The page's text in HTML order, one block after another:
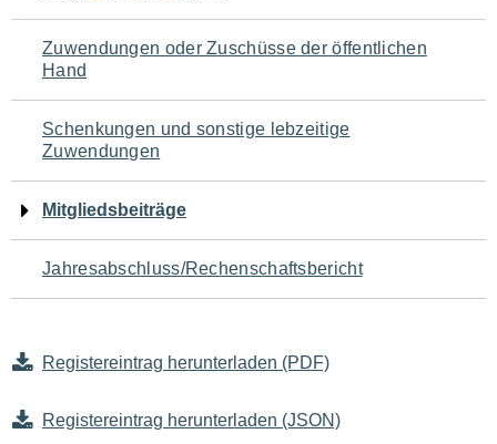
Zuwendungen oder Zuschüsse der öffentlichen
Hand
Schenkungen und sonstige lebzeitige
Zuwendungen
Mitgliedsbeiträge
Jahresabschluss/Rechenschaftsbericht
Registereintrag herunterladen (PDF)
Registereintrag herunterladen (JSON)